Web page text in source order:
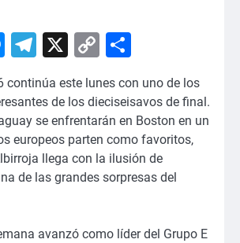
Messenger
Telegram
X
Copy
continúa este lunes con uno de los
de los dieciseisavos de final.
se enfrentarán en Boston en un
europeos parten como favoritos,
llega con la ilusión de
de las grandes sorpresas del
avanzó como líder del Grupo E